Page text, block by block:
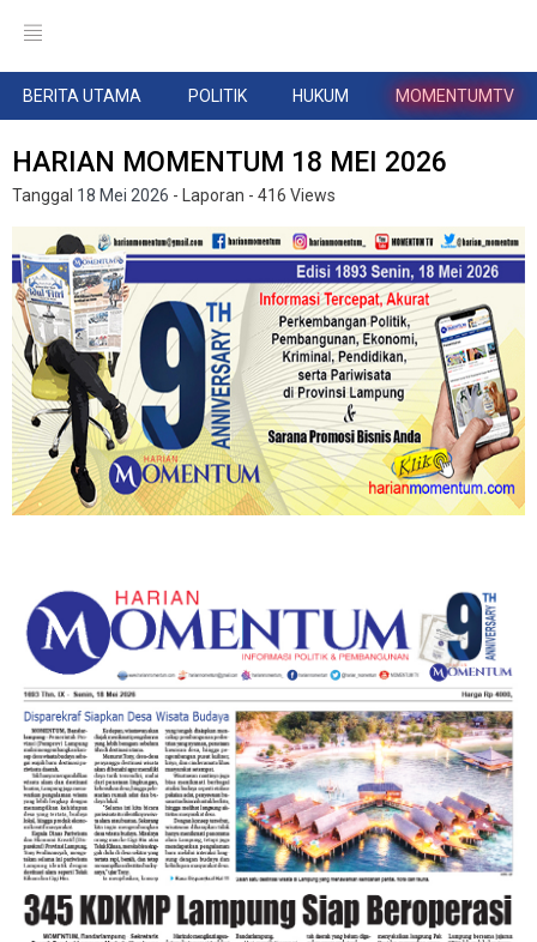
BERITA UTAMA POLITIK HUKUM MOMENTUMTV
HARIAN MOMENTUM 18 MEI 2026
Tanggal 18 Mei 2026 - Laporan - 416 Views